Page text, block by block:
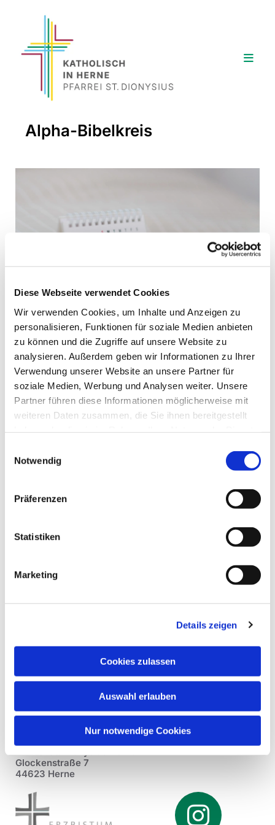
Diese Webseite verwendet Cookies
Wir verwenden Cookies, um Inhalte und Anzeigen zu
personalisieren, Funktionen für soziale Medien anbieten
zu können und die Zugriffe auf unsere Website zu
analysieren. Außerdem geben wir Informationen zu Ihrer
Verwendung unserer Website an unsere Partner für
soziale Medien, Werbung und Analysen weiter. Unsere
Partner führen diese Informationen möglicherweise mit
weiteren Daten zusammen, die Sie ihnen bereitgestellt
Notwendig
Präferenzen
Statistiken
Marketing
Details zeigen
Cookies zulassen
Auswahl erlauben
Nur notwendige Cookies
Alpha-Bibelkreis
Donnerstag, 15. Oktober 2026,
19:15 Uhr
Pfarrzentrum St. Dionysius,
Bahnhofstraße 38, 44623 Herne
Glockenstraße 7
44623 Herne